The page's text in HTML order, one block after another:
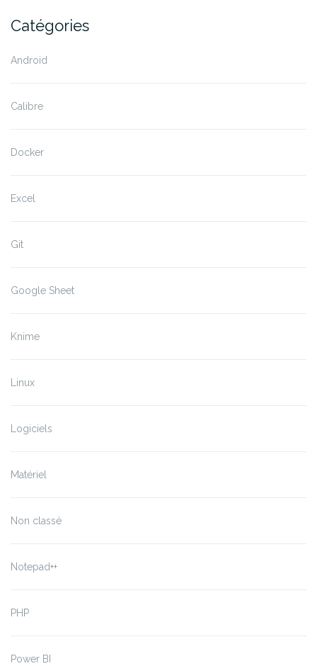
Catégories
Android
Calibre
Docker
Excel
Git
Google Sheet
Knime
Linux
Logiciels
Matériel
Non classé
Notepad++
PHP
Power BI